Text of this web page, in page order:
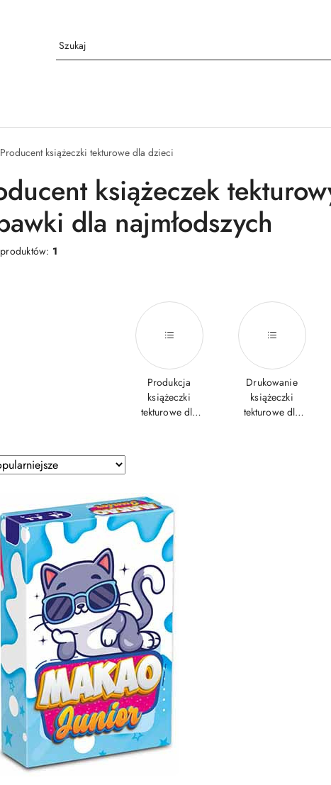
Producent książeczki tekturowe dla dzieci
książeczek
dla najmłodszych
1
Produkcja
książeczki
tekturowe dla
Drukowanie
książeczki
tekturowe dla